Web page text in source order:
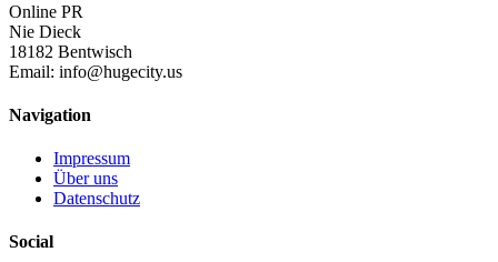
Online PR
Nie Dieck
18182 Bentwisch
Email: info@hugecity.us
Navigation
Impressum
Über uns
Datenschutz
Social